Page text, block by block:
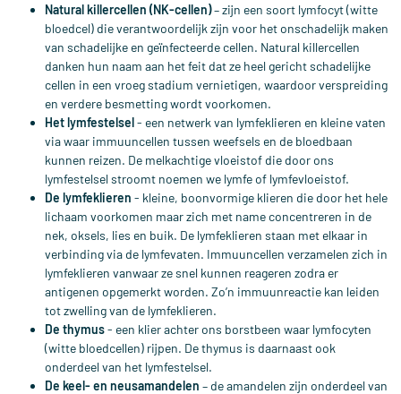
Natural killercellen (NK-cellen)– zijn een soort lymfocyt (witte
bloedcel) die verantwoordelijk zijn voor het onschadelijk maken
van schadelijke en geïnfecteerde cellen. Natural killercellen
danken hun naam aan het feit dat ze heel gericht schadelijke
cellen in een vroeg stadium vernietigen, waardoor verspreiding
en verdere besmetting wordt voorkomen.
Het lymfestelsel- een netwerk van lymfeklieren en kleine vaten
via waar immuuncellen tussen weefsels en de bloedbaan
kunnen reizen. De melkachtige vloeistof die door ons
lymfestelsel stroomt noemen we lymfe of lymfevloeistof.
De lymfeklieren - kleine, boonvormige klieren die door het hele
lichaam voorkomen maar zich met name concentreren in de
nek, oksels, lies en buik. De lymfeklieren staan met elkaar in
verbinding via de lymfevaten. Immuuncellen verzamelen zich in
lymfeklieren vanwaar ze snel kunnen reageren zodra er
antigenen opgemerkt worden. Zo’n immuunreactie kan leiden
tot zwelling van de lymfeklieren.
De thymus- een klier achter ons borstbeen waar lymfocyten
(witte bloedcellen) rijpen. De thymus is daarnaast ook
onderdeel van het lymfestelsel.
De keel- en neusamandelen – de amandelen zijn onderdeel van